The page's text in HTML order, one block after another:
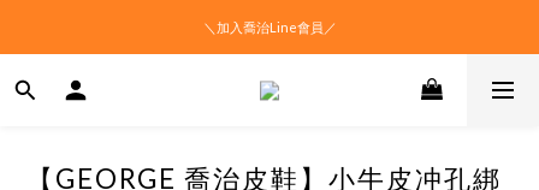
＼加入喬治Line會員／
【GEORGE 喬治皮鞋】小牛皮冲孔綁